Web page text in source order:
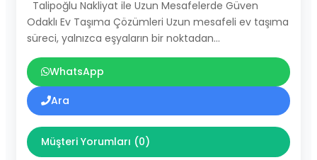
Talipoğlu Nakliyat ile Uzun Mesafelerde Güven
Odaklı Ev Taşıma Çözümleri Uzun mesafeli ev taşıma
süreci, yalnızca eşyaların bir noktadan…
WhatsApp
Ara
Müşteri Yorumları (0)